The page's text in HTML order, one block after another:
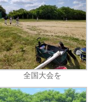
全国大会を